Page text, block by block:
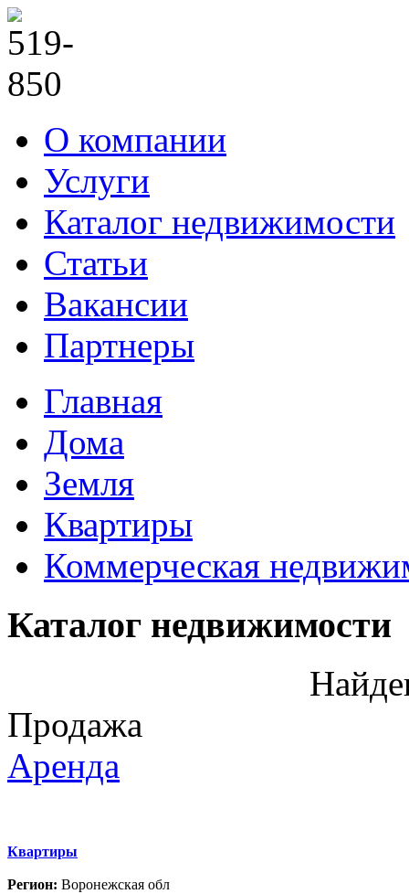
О компании
Услуги
Каталог недвижимости
Статьи
Вакансии
Партнеры
Главная
Дома
Земля
Квартиры
Коммерческая
Каталог недвижимости
Продажа
Аренда
Квартиры
Регион: Воронежская обл